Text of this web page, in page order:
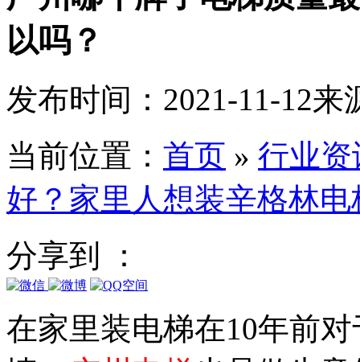
以吗？
发布时间：2021-11-12来
当前位置： 首页 » 行业资
好？家里人想装辛格林
分享到 ：
在家里装电梯在10年前